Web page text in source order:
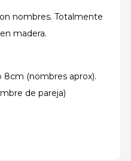
nombres. Totalmente
madera.
8cm (nombres aprox).
de pareja)